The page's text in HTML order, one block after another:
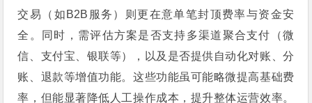
交易（如B2B服务）则更在意单笔封顶费率与资金安
全。同时，需评估方案是否支持多渠道聚合支付（微
信、支付宝、银联等），以及是否提供自动化对账、分
账、退款等增值功能。这些功能虽可能略微提高基础费
率，但能显著降低人工操作成本，提升整体运营效率。